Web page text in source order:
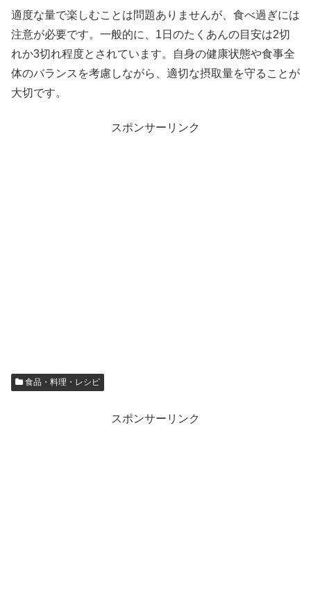
適度な量で楽しむことは問題ありませんが、食べ過ぎには
注意が必要です。一般的に、1日のたくあんの目安は2切
れか3切れ程度とされています。自身の健康状態や食事全
体のバランスを考慮しながら、適切な摂取量を守ることが
大切です。
スポンサーリンク
食品・料理・レシピ
スポンサーリンク